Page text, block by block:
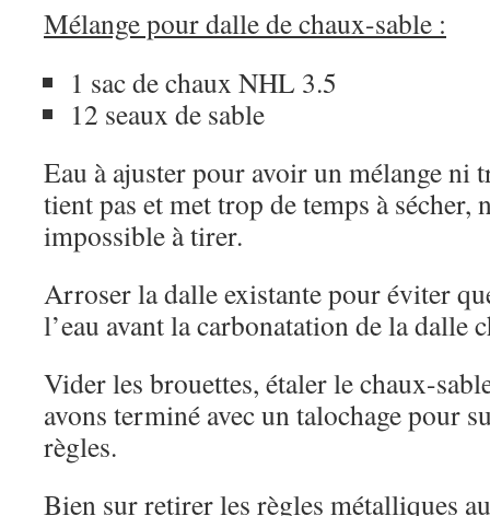
Mélange pour dalle de chaux-sable :
1 sac de chaux NHL 3.5
12 seaux de sable
Eau à ajuster pour avoir un mélange ni
tient pas et met trop de temps à sécher,
impossible à tirer.
Arroser la dalle existante pour éviter
l’eau avant la carbonatation de la dalle
Vider les brouettes, étaler le chaux-
avons terminé avec un talochage pour
règles.
Bien sur retirer les règles métalliques